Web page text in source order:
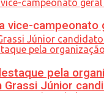
Júnior
vice-
pela